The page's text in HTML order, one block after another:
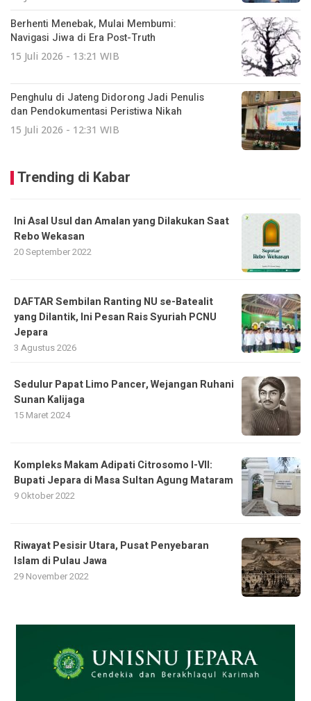
Berhenti Menebak, Mulai Membumi:
Navigasi Jiwa di Era Post-Truth
15 Juli 2026 - 13:21 WIB
Penghulu di Jateng Didorong Jadi Penulis
dan Pendokumentasi Peristiwa Nikah
15 Juli 2026 - 12:31 WIB
Trending di Kabar
Ini Asal Usul dan Amalan yang Dilakukan Saat
Rebo Wekasan
20 September 2022
DAFTAR Sembilan Ranting NU se-Batealit
yang Dilantik, Ini Pesan Rais Syuriah PCNU
Jepara
3 Agustus 2026
Sedulur Papat Limo Pancer, Wejangan Ruhani
Sunan Kalijaga
15 Maret 2024
Kompleks Makam Adipati Citrosomo I-VII:
Bupati Jepara di Masa Sultan Agung Mataram
9 Oktober 2022
Riwayat Pesisir Utara, Pusat Penyebaran
Islam di Pulau Jawa
29 November 2022